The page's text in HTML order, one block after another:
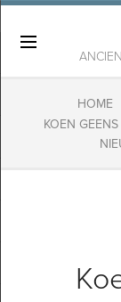
HOME
KOEN